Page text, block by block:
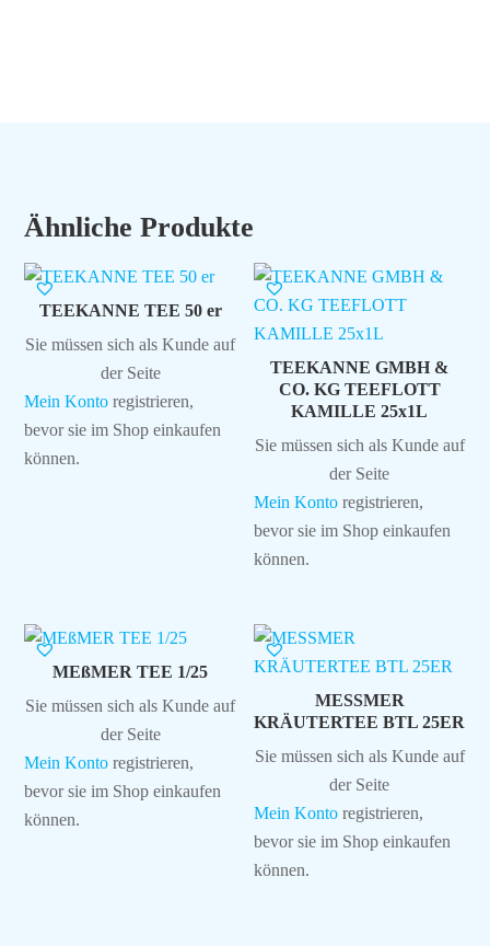
Ähnliche Produkte
TEEKANNE TEE 50 er
Sie müssen sich als Kunde auf
der Seite
Mein Konto registrieren,
bevor sie im Shop einkaufen
können.
TEEKANNE GMBH &
CO. KG TEEFLOTT
KAMILLE 25x1L
Sie müssen sich als Kunde auf
der Seite
Mein Konto registrieren,
bevor sie im Shop einkaufen
können.
MEßMER TEE 1/25
Sie müssen sich als Kunde auf
der Seite
Mein Konto registrieren,
bevor sie im Shop einkaufen
können.
MESSMER
KRÄUTERTEE BTL 25ER
Sie müssen sich als Kunde auf
der Seite
Mein Konto registrieren,
bevor sie im Shop einkaufen
können.